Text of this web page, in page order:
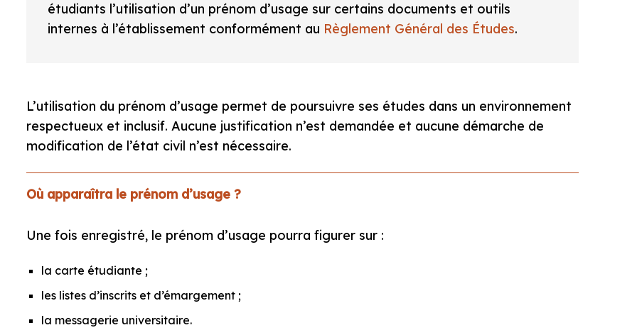
étudiants l’utilisation d’un prénom d’usage sur certains documents et outils
internes à l’établissement conformément au Règlement Général des Études.
L’utilisation du prénom d’usage permet de poursuivre ses études dans un environnement
respectueux et inclusif. Aucune justification n’est demandée et aucune démarche de
modification de l’état civil n’est nécessaire.
Où apparaîtra le prénom d’usage ?
Une fois enregistré, le prénom d’usage pourra figurer sur :
la carte étudiante ;
les listes d’inscrits et d’émargement ;
la messagerie universitaire.